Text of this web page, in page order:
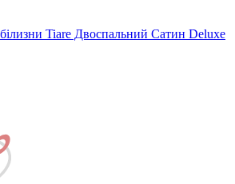
Tiare Двоспальний Сатин Deluxe